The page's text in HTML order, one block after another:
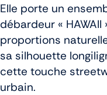
Elle porte un
débardeur «
proportions
sa silhouette
cette touche
urbain.